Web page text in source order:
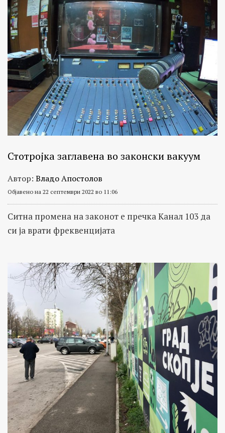
Стотројка заглавена во законски вакуум
Автор: Владо Апостолов
Објавено на 22 септември 2022 во 11:06
Ситна промена на законот е пречка Канал 103 да
си ја врати фреквенцијата